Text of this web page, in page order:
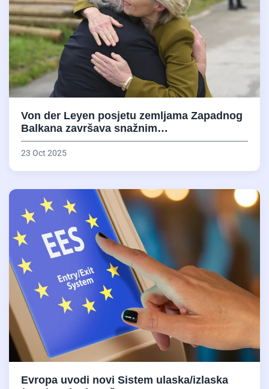
Von der Leyen posjetu zemljama Zapadnog
Balkana završava snažnim…
23 Oct 2025
Evropa uvodi novi Sistem ulaska/izlaska